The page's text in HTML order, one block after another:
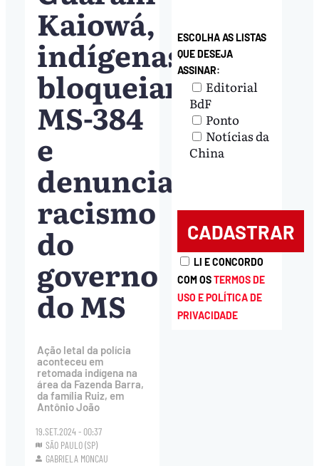
Kaiowá,
indígenas
bloqueiam
MS-384
e
denunciam
racismo
do
governo
do MS
Ação letal da polícia
aconteceu em
retomada indígena na
área da Fazenda Barra,
da família Ruiz, em
Antônio João
19.SET.2024 - 00:37
SÃO PAULO (SP)
GABRIELA MONCAU
ESCOLHA AS LISTAS
QUE DESEJA
ASSINAR:
Editorial
BdF
Ponto
Notícias da
China
LI E CONCORDO
COM OSTERMOS DE
USO E POLÍTICA DE
PRIVACIDADE